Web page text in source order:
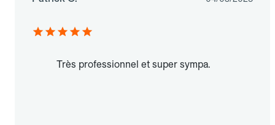
Très professionnel et super sympa.